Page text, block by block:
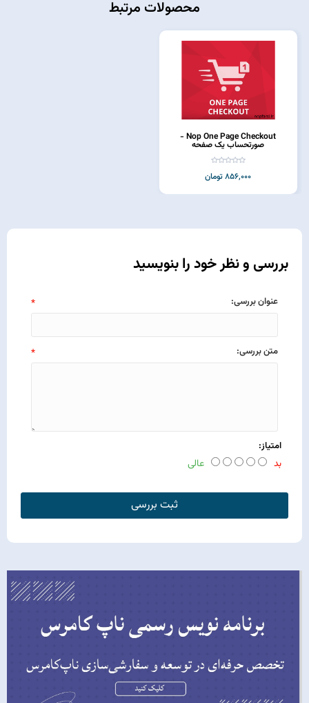
محصولات مرتبط
Nop One Page Checkout -
صورتحساب یک صفحه
856,000 تومان
بررسی و نظر خود را بنویسید
عنوان بررسی: *
متن بررسی: *
امتیاز:
بد عالی
ثبت بررسی